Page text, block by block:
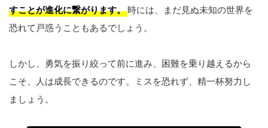
すことが進化に繋がります。時には、まだ見ぬ未知の世界を
恐れて戸惑うこともあるでしょう。
しかし、勇気を振り絞って前に進み、困難を乗り越えるから
こそ、人は成長できるのです。ミスを恐れず、精一杯努力し
ましょう。